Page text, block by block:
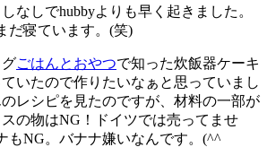
なしでhubbyよりも早く起きました。
だ寝ています。(笑)
ごはんとおやつで知った炊飯器ケーキ
いたので作りたいなぁと思っていまし
レシピを見たのですが、材料の一部が
の物はNG！ドイツでは売ってませ
もNG。バナナ嫌いなんです。(^^ゞ